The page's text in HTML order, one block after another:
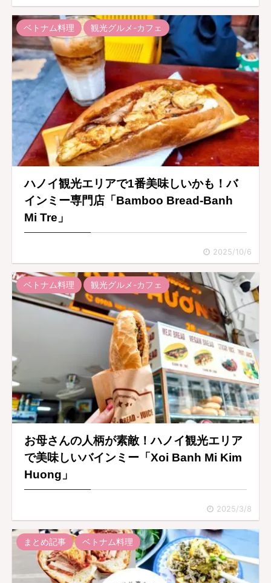
ベトナム料理 観光グルメ-カフェ
ハノイ観光エリアで1番美味しいかも！バ
インミー専門店「Bamboo Bread-Banh
Mi Tre」
2025/10/6
ベトナム料理 観光グルメ-カフェ
お母さんの人柄が素敵！ハノイ観光エリア
で美味しいバインミー「Xoi Banh Mi Kim
Huong」
2025/3/8
まとめ記事 ベトナム料理